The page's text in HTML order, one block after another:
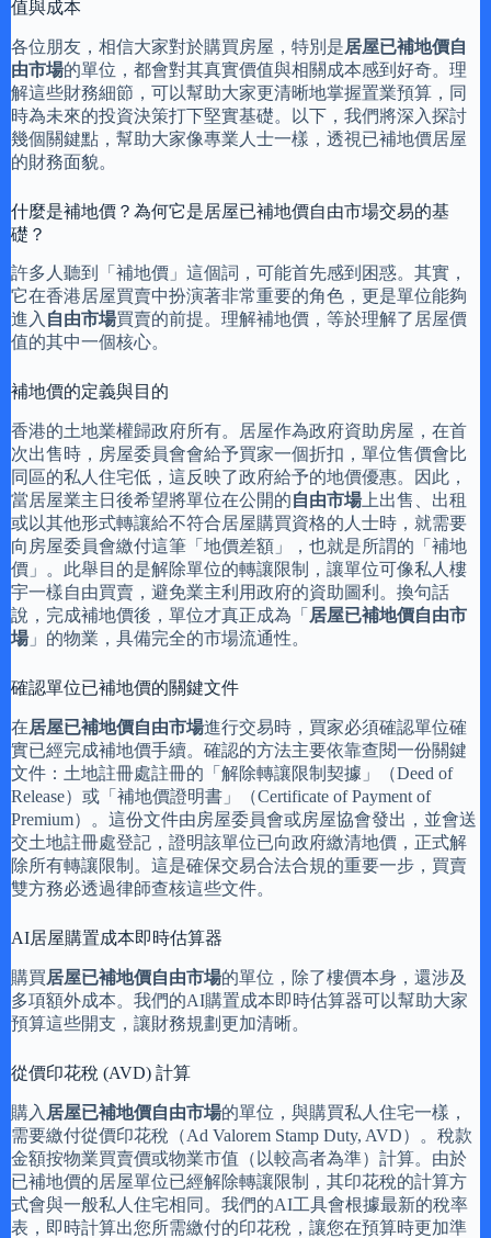
值與成本
各位朋友，相信大家對於購買房屋，特別是居屋已補地價自
由市場的單位，都會對其真實價值與相關成本感到好奇。理
解這些財務細節，可以幫助大家更清晰地掌握置業預算，同
時為未來的投資決策打下堅實基礎。以下，我們將深入探討
幾個關鍵點，幫助大家像專業人士一樣，透視已補地價居屋
的財務面貌。
什麼是補地價？為何它是居屋已補地價自由市場交易的基
礎？
許多人聽到「補地價」這個詞，可能首先感到困惑。其實，
它在香港居屋買賣中扮演著非常重要的角色，更是單位能夠
進入 自由市場買賣的前提。理解補地價，等於理解了居屋價
值的其中一個核心。
補地價的定義與目的
香港的土地業權歸政府所有。居屋作為政府資助房屋，在首
次出售時，房屋委員會會給予買家一個折扣，單位售價會比
同區的私人住宅低，這反映了政府給予的地價優惠。因此，
當居屋業主日後希望將單位在公開的自由市場上出售、出租
或以其他形式轉讓給不符合居屋購買資格的人士時，就需要
向房屋委員會繳付這筆「地價差額」，也就是所謂的「補地
價」。此舉目的是解除單位的轉讓限制，讓單位可像私人樓
宇一樣自由買賣，避免業主利用政府的資助圖利。換句話
說，完成補地價後，單位才真正成為「 居屋已補地價自由市
場」的物業，具備完全的市場流通性。
確認單位已補地價的關鍵文件
在居屋已補地價自由市場進行交易時，買家必須確認單位確
實已經完成補地價手續。確認的方法主要依靠查閱一份關鍵
文件：土地註冊處註冊的「解除轉讓限制契據」（Deed of
Release）或「補地價證明書」（Certificate of Payment of
Premium）。這份文件由房屋委員會或房屋協會發出，並會送
交土地註冊處登記，證明該單位已向政府繳清地價，正式解
除所有轉讓限制。這是確保交易合法合規的重要一步，買賣
雙方務必透過律師查核這些文件。
AI居屋購置成本即時估算器
購買居屋已補地價自由市場的單位，除了樓價本身，還涉及
多項額外成本。我們的AI購置成本即時估算器可以幫助大家
預算這些開支，讓財務規劃更加清晰。
從價印花稅 (AVD) 計算
購入 居屋已補地價自由市場的單位，與購買私人住宅一樣，
需要繳付從價印花稅（Ad Valorem Stamp Duty, AVD）。稅款
金額按物業買賣價或物業市值（以較高者為準）計算。由於
已補地價的居屋單位已經解除轉讓限制，其印花稅的計算方
式會與一般私人住宅相同。我們的AI工具會根據最新的稅率
表，即時計算出您所需繳付的印花稅，讓您在預算時更加準